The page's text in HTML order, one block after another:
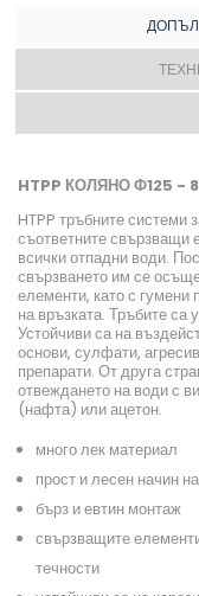
HTPP КОЛЯНО Ф125 -
HTPP тръбните системи
съответните свързващи
всички отпадни води.
свързването им се
елементи, като с гумени
на връзката. Тръбите са
Устойчиви са на
основи, сулфати,
препарати. От друга
отвеждането на води с
(нафта) или ацетон.
много лек материал
прост и лесен начин
бърз и евтин монтаж
свързващите
течности